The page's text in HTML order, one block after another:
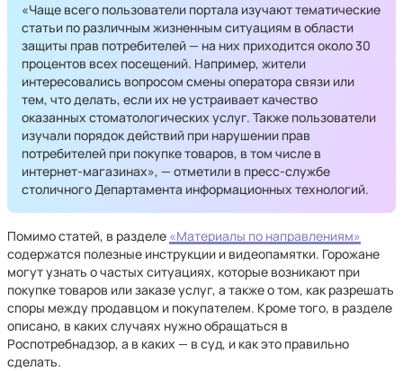
«Чаще всего пользователи портала изучают тематические
статьи по различным жизненным ситуациям в области
защиты прав потребителей — на них приходится около 30
процентов всех посещений. Например, жители
интересовались вопросом смены оператора связи или
тем, что делать, если их не устраивает качество
оказанных стоматологических услуг. Также пользователи
изучали порядок действий при нарушении прав
потребителей при покупке товаров, в том числе в
интернет-магазинах», — отметили в пресс-службе
столичного Департамента информационных технологий.
Помимо статей, в разделе «Материалы по направлениям»
содержатся полезные инструкции и видеопамятки. Горожане
могут узнать о частых ситуациях, которые возникают при
покупке товаров или заказе услуг, а также о том, как разрешать
споры между продавцом и покупателем. Кроме того, в разделе
описано, в каких случаях нужно обращаться в
Роспотребнадзор, а в каких — в суд, и как это правильно
сделать.